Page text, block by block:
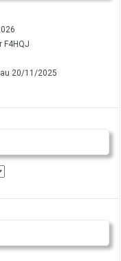
F4HQJ
au 20/11/2025